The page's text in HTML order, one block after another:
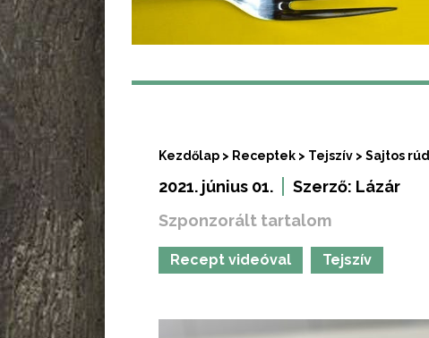
Kezdőlap > Receptek > Tejszív > Sajtos rúd
2021. június 01. Szerző: Lázár
Szponzorált tartalom
Recept videóval Tejszív